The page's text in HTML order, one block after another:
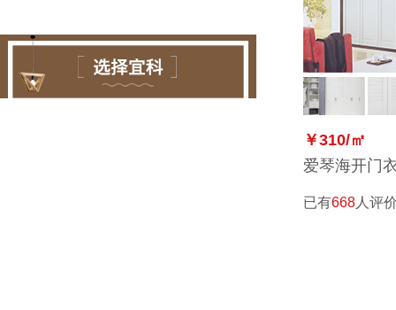
￥310/㎡
爱琴海开门
已有668 人评